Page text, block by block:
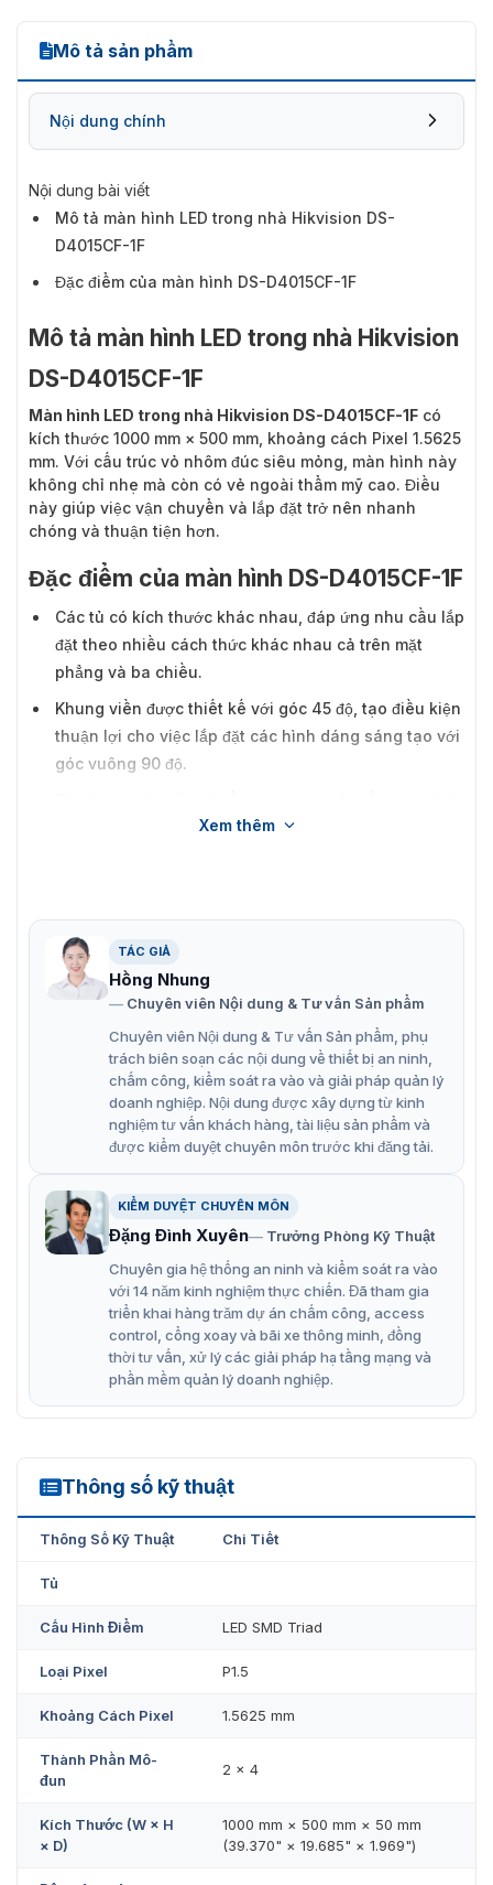
Mô tả sản phẩm
Nội dung chính
Nội dung bài viết
Mô tả màn hình LED trong nhà Hikvision DS-
D4015CF-1F
Đặc điểm của màn hình DS-D4015CF-1F
Mô tả màn hình LED trong nhà Hikvision
DS-D4015CF-1F
Màn hình LED trong nhà Hikvision DS-D4015CF-1F có
kích thước 1000 mm × 500 mm, khoảng cách Pixel 1.5625
mm. Với cấu trúc vỏ nhôm đúc siêu mỏng, màn hình này
không chỉ nhẹ mà còn có vẻ ngoài thẩm mỹ cao. Điều
này giúp việc vận chuyển và lắp đặt trở nên nhanh
chóng và thuận tiện hơn.
Đặc điểm của màn hình DS-D4015CF-1F
Các tủ có kích thước khác nhau, đáp ứng nhu cầu lắp
đặt theo nhiều cách thức khác nhau cả trên mặt
phẳng và ba chiều.
Khung viền được thiết kế với góc 45 độ, tạo điều kiện
thuận lợi cho việc lắp đặt các hình dáng sáng tạo với
góc vuông 90 độ.
vị chính xác và tính năng hút từ mạnh mẽ, giúp việc
Hệ thống hỗ trợ việc lắp đặt các tủ và module với khả
năng xoay 90 độ, cho phép lắp ghép cả theo chiều
ngang và chiều dọc mà không gây ra hiện tượng lệch
màu trong góc nhìn.
DS-D4015CF-1F hỗ trợ hiển thị độ phân giải cao và
tái tạo màu sắc chân thực, với tỷ lệ tương phản cao
và tần số làm mới nhanh.
Sản phẩm sử dụng thuật toán động của Hikvision để
tự động điều khiển màn hình, giúp hình ảnh hiển thị
Màn hình tích hợp hệ thống điều khiển thông minh
của Hikvision, hỗ trợ sao lưu tín hiệu, hoạt động và
bảo trì thông minh, tạo điều kiện thuận lợi cho việc
vận hành và kiểm soát. Hệ thống còn hỗ trợ quản lý
và bảo trì qua đám mây.
Đạt các chứng nhận TUV-CE/ROHS/CB, đảm bảo an
Xem thêm
TÁC GIẢ
Hồng Nhung
Chuyên viên Nội dung & Tư vấn Sản phẩm
Chuyên viên Nội dung & Tư vấn Sản phẩm, phụ
trách biên soạn các nội dung về thiết bị an ninh,
chấm công, kiểm soát ra vào và giải pháp quản lý
doanh nghiệp. Nội dung được xây dựng từ kinh
nghiệm tư vấn khách hàng, tài liệu sản phẩm và
được kiểm duyệt chuyên môn trước khi đăng tải.
KIỂM DUYỆT CHUYÊN MÔN
Đặng Đình Xuyên
Trưởng Phòng Kỹ Thuật
Chuyên gia hệ thống an ninh và kiểm soát ra vào
với 14 năm kinh nghiệm thực chiến. Đã tham gia
triển khai hàng trăm dự án chấm công, access
control, cổng xoay và bãi xe thông minh, đồng
thời tư vấn, xử lý các giải pháp hạ tầng mạng và
phần mềm quản lý doanh nghiệp.
Thông số kỹ thuật
DS-D4015CF-1F
Thông Số Kỹ Thuật Chi Tiết
Tủ
Cấu Hình Điểm LED SMD Triad
Loại Pixel P1.5
Khoảng Cách Pixel 1.5625 mm
Thành Phần Mô-
đun
2 × 4
Kích Thước (W × H
× D)
1000 mm × 500 mm × 50 mm
(39.370" × 19.685" × 1.969")